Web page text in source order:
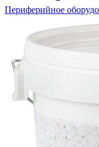
Периферийное